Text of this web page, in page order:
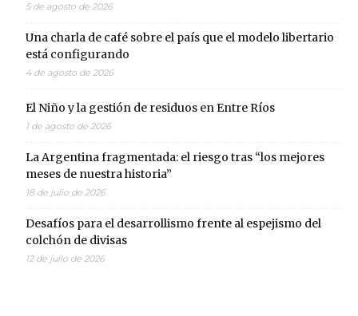
5 de agosto de 2026
Una charla de café sobre el país que el modelo libertario
está configurando
4 de agosto de 2026
El Niño y la gestión de residuos en Entre Ríos
1 de agosto de 2026
La Argentina fragmentada: el riesgo tras “los mejores
meses de nuestra historia”
18 de julio de 2026
Desafíos para el desarrollismo frente al espejismo del
colchón de divisas
12 de julio de 2026